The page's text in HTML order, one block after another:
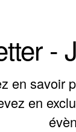
-
en savoir
en